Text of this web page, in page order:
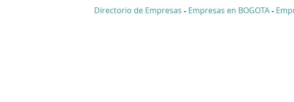
Directorio de Empresas - Empresas en BOGOTA -